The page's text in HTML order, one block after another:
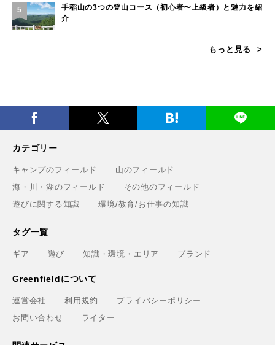
5
手稲山の3つの登山コース（初心者〜上級者）と魅力を紹
介
もっと見る
カテゴリー
キャンプのフィールド
山のフィールド
海・川・湖のフィールド
その他のフィールド
遊びに関する知識
環境/教育/お仕事の知識
タグ一覧
ギア 遊び 知識・環境・エリア ブランド
Greenfieldについて
運営会社 利用規約
プライバシーポリシー
お問い合わせ
ライター